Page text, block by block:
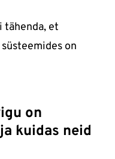
tähenda, et
on
on
kuidas neid